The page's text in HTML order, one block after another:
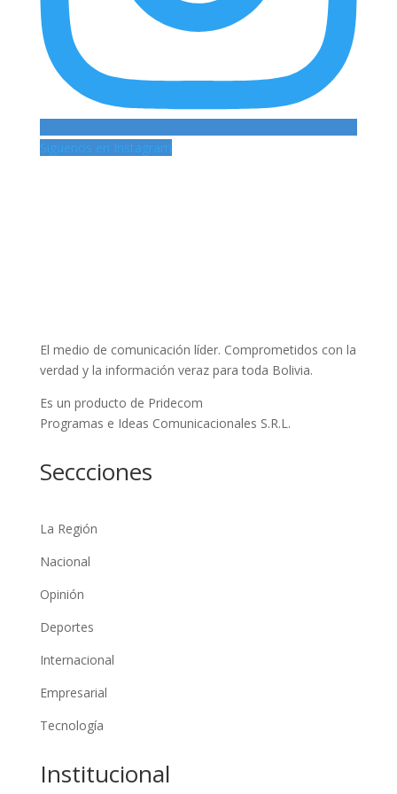
Siguenos en Instagram
El medio de comunicación líder. Comprometidos con la
verdad y la información veraz para toda Bolivia.
Es un producto de Pridecom
Programas e Ideas Comunicacionales S.R.L.
Seccciones
La Región
Nacional
Opinión
Deportes
Internacional
Empresarial
Tecnología
Institucional